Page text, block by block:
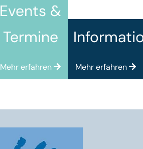
Events &
Termine
Mehr erfahren Mehr erfahren